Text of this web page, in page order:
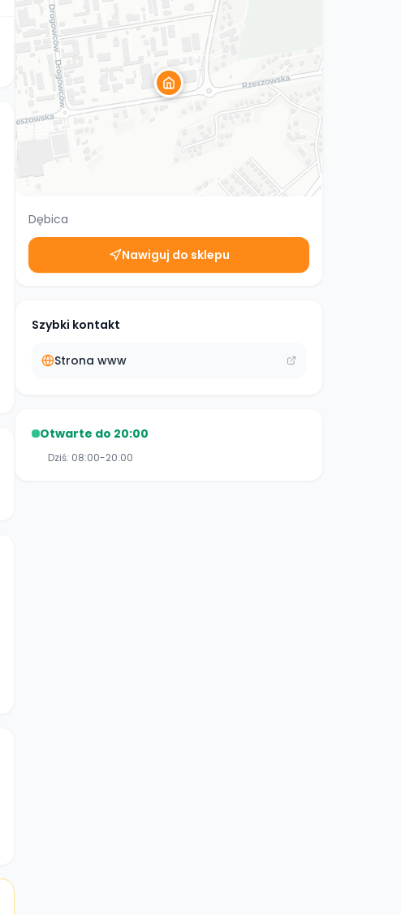
Dębica
Nawiguj do sklepu
Szybki kontakt
Strona www
Otwarte do 20:00
Dziś: 08:00-20:00